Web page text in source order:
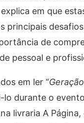
em que
principais
de
pessoal e
em ler “
lo durante o
livraria A